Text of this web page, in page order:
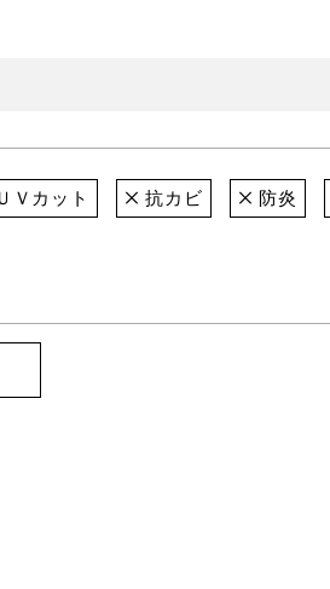
Ｖカット 抗カビ 防炎